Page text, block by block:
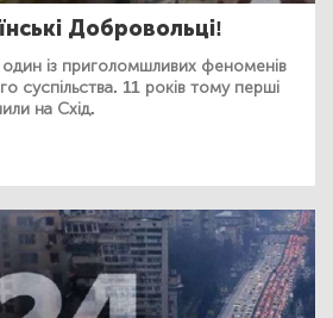
Добровольці!
із приголомшливих феноменів
суспільства. 11 років тому перші
на Схід.